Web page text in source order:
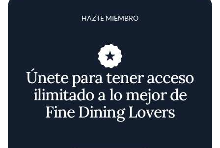
HAZTE MIEMBRO
Únete para tener acceso
ilimitado a lo mejor de
Fine Dining Lovers